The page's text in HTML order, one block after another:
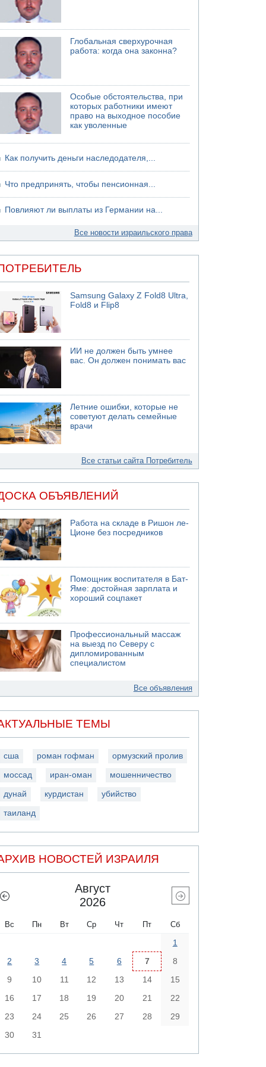
06.08.2026 13:07
Кирьят-Арбы пожар на местности
06.08.2026 12:06
США не будут давить на Израиль в вопросе
Ливана
06.08.2026 11:41
подростков ограбили сексшоп в Холоне
Глобальная сверхурочная
работа: когда она законна?
Особые обстоятельства, при
которых работники имеют
право на выходное пособие
как уволенные
Как получить деньги наследодателя,...
Что предпринять, чтобы пенсионная...
Повлияют ли выплаты из Германии на...
Все новости израильского права
Samsung Galaxy Z Fold8 Ultra,
Fold8 и Flip8
ИИ не должен быть умнее
вас. Он должен понимать вас
Летние ошибки, которые не
советуют делать семейные
врачи
Все статьи сайта Потребитель
ОБЪЯВЛЕНИЙ
Работа на складе в Ришон ле-
Ционе без посредников
Помощник воспитателя в Бат-
Яме: достойная зарплата и
хороший соцпакет
Профессиональный массаж
на выезд по Северу с
дипломированным
специалистом
Все объявления
ТЕМЫ
сша роман гофман ормузский пролив
моссад иран-оман мошенничество
дунай курдистан убийство
таиланд
НОВОСТЕЙ ИЗРАИЛЯ
Август
2026
Вс Пн Вт Ср Чт Пт Сб
1
2
3 4 5 6 7
8
9
10 11 12 13 14
15
16
17 18 19 20 21
22
23
24 25 26 27 28
29
30
31